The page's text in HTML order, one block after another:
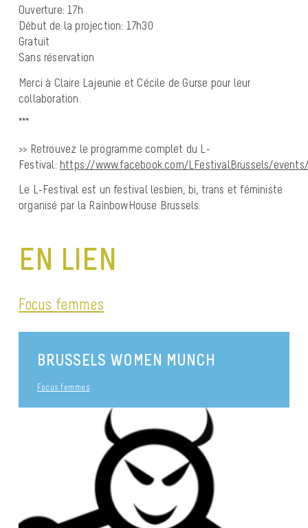
Ouverture: 17h
Début de la projection: 17h30
Gratuit
Sans réservation
Merci à Claire Lajeunie et Cécile de Gurse pour leur
collaboration.
***
>> Retrouvez le programme complet du L-
Festival: https://www.facebook.com/LFestivalBrussels/
Le L-Festival est un festival lesbien, bi, trans et féministe
organisé par la RainbowHouse Brussels.
EN LIEN
Focus femmes
BRUSSELS WOMEN MUNCH
Focus femmes